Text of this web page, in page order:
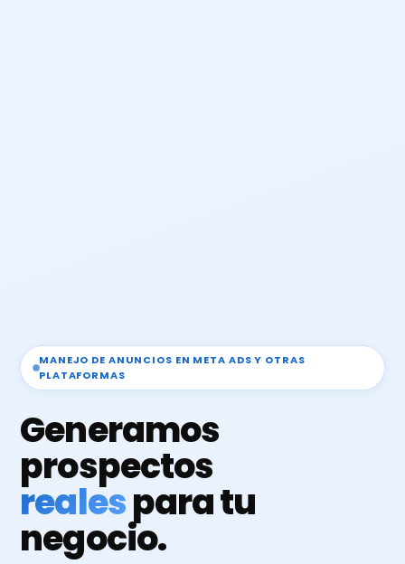
MANEJO DE ANUNCIOS EN META ADS Y OTRAS
PLATAFORMAS
Generamos
prospectos
realespara tu
negocio.